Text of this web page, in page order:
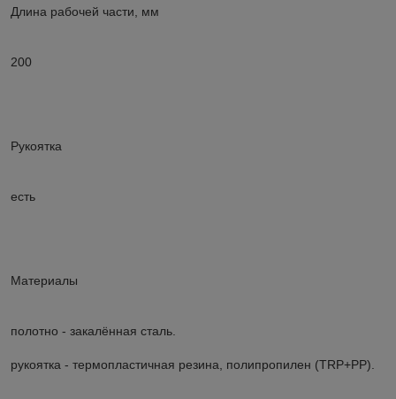
Длина рабочей части, мм
200
Рукоятка
есть
Материалы
полотно - закалённая сталь.
рукоятка - термопластичная резина, полипропилен (TRP+PP).